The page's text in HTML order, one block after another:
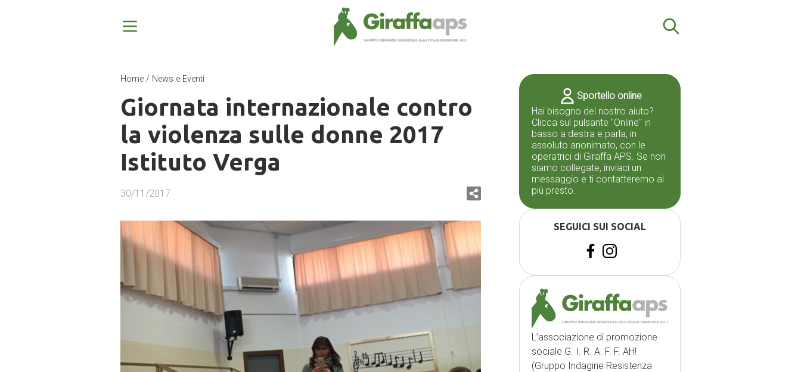
Home/ News e Eventi
Giornata internazionale contro
la violenza sulle donne 2017
Istituto Verga
30/11/2017
Sportello online
Hai bisogno del nostro aiuto?
Clicca sul pulsante "Online" in
basso a destra e parla, in
assoluto anonimato, con le
operatrici di Giraffa APS. Se non
siamo collegate, inviaci un
messaggio e ti contatteremo al
più presto.
SEGUICI SUI SOCIAL
L’associazione di promozione
sociale G. I. R. A. F. F. AH!
(Gruppo Indagine Resistenza